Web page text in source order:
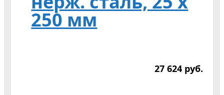
250 мм
27 624 руб.